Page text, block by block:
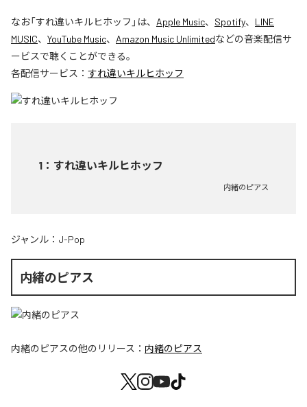
なお「すれ違いキルヒホッフ 」は、 Apple Music、 Spotify、 LINE
MUSIC、 YouTube Music、 Amazon Music Unlimitedなどの音楽配信サ
ービスで聴くことができる。
各配信サービス： すれ違いキルヒホッフ
1 ： すれ違いキルヒホッフ
内緒のピアス
ジャンル： J-Pop
内緒のピアス
内緒のピアスの他のリリース： 内緒のピアス